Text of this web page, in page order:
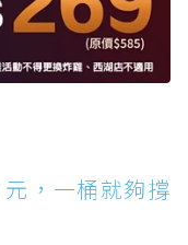
，一桶就夠撐